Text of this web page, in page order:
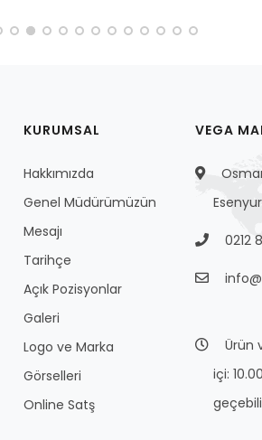
KURUMSAL
Hakkımızda
Genel Müdürümüzün
Mesajı
Tarihçe
Açık Pozisyonlar
Galeri
Logo ve Marka
Görselleri
Online Satş
VEGA
0212
Ürün
içi: